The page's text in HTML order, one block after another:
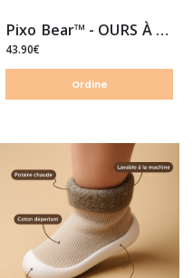
Pixo Bear™ - OURS À ASSEMBLER
43.90€
Ordine